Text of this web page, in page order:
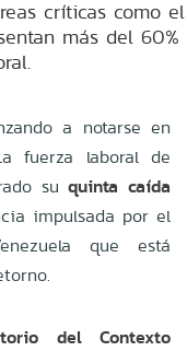
críticas como el
más del 60%
a notarse en
fuerza laboral de
suquinta caída
impulsada por el
que está
del Contexto